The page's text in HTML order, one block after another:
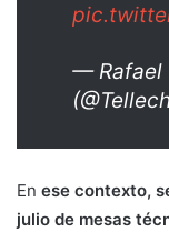
— Rafael
En ese contexto,
julio de mesas